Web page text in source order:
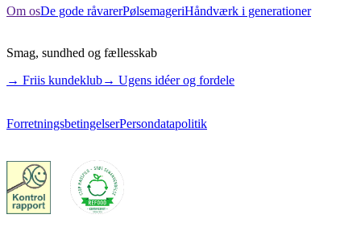
Om osDe gode råvarerPølsemageriHåndværk i generationer
Smag, sundhed og fællesskab
→ Friis kundeklub→ Ugens idéer og fordele
ForretningsbetingelserPersondatapolitik